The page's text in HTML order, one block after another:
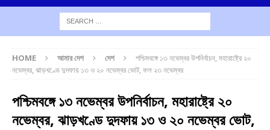
HOME আমার দেশ দেশ
পশ্চিমবঙ্গে ১৩ নভেম্বর উপনির্বাচন, মহারাষ্ট্রে ২০
নভেম্বর, ঝাড়খণ্ডে দুদফায় ১৩ ও ২০ নভেম্বর ভোট, ফল ২৩ নভেম্বর
পশ্চিমবঙ্গে ১৩ নভেম্বর উপনির্বাচন, মহারাষ্ট্রে ২০
নভেম্বর, ঝাড়খণ্ডে দুদফায় ১৩ ও ২০ নভেম্বর ভোট,